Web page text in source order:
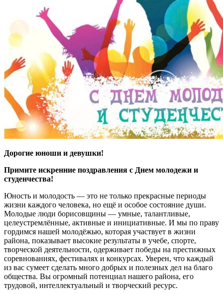
Дорогие юноши и девушки!
Примите искренние поздравления с Днем молодежи и
студенчества!
Юность и молодость — это не только прекрасные периоды
жизни каждого человека, но ещё и особое состояние души.
Молодые люди борисовщины — умные, талантливые,
целеустремлённые, активные и инициативные. И мы по праву
гордимся нашей молодёжью, которая участвует в жизни
района, показывает высокие результаты в учебе, спорте,
творческой деятельности, одерживает победы на престижных
соревнованиях, фестивалях и конкурсах. Уверен, что каждый
из вас сумеет сделать много добрых и полезных дел на благо
общества. Вы огромный потенциал нашего района, его
трудовой, интеллектуальный и творческий ресурс.